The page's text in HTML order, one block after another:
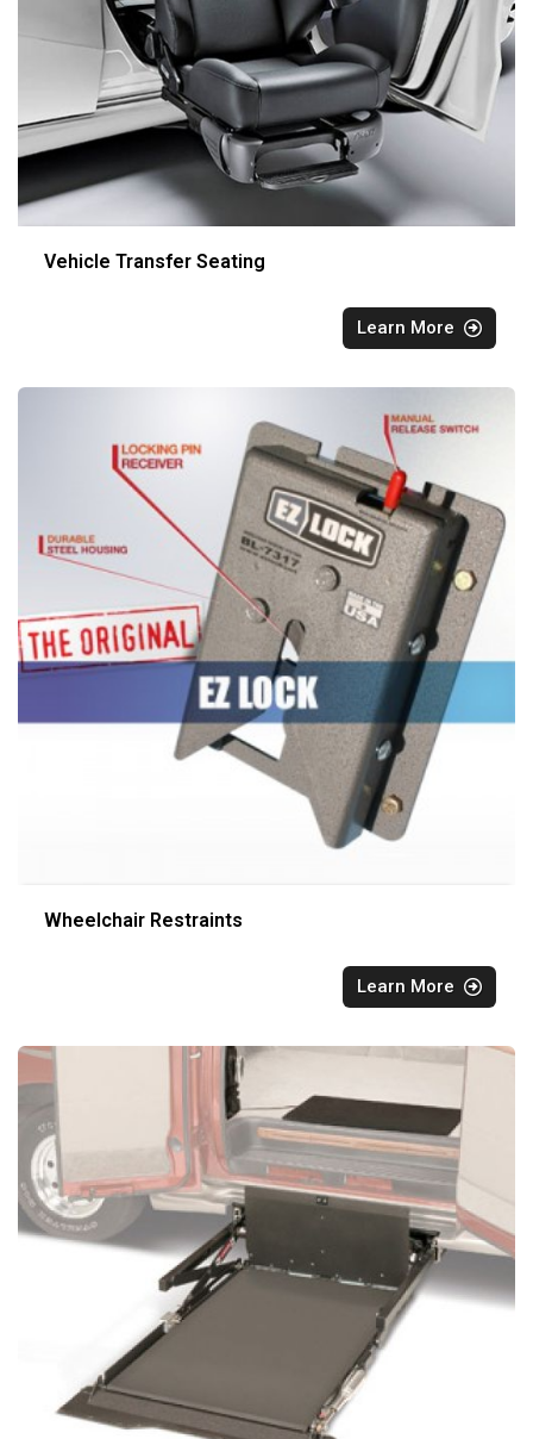
Vehicle Transfer Seating
Learn More
Wheelchair Restraints
Learn More